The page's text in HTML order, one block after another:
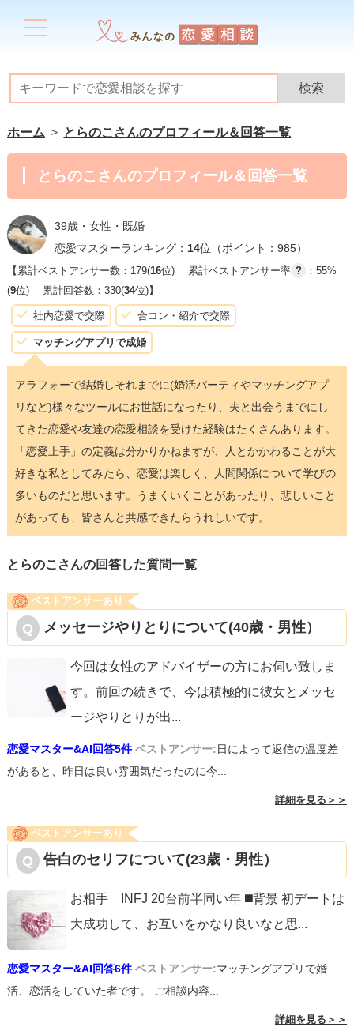
ホーム とらのこさんのプロフィール＆回答一覧
とらのこさんのプロフィール＆回答一覧
39歳・女性・既婚
恋愛マスターランキング： 14位（ポイント：985）
【累計ベストアンサー数：179(16位) 累計ベストアンサー率 ?
：55%
(9位) 累計回答数：330(34位)】
社内恋愛で交際 合コン・紹介で交際
マッチングアプリで成婚
アラフォーで結婚しそれまでに(婚活パーティやマッチングアプ
リなど)様々なツールにお世話になったり、夫と出会うまでにし
てきた恋愛や友達の恋愛相談を受けた経験はたくさんあります。
「恋愛上手」の定義は分かりかねますが、人とかかわることが大
好きな私としてみたら、恋愛は楽しく、人間関係について学びの
多いものだと思います。うまくいくことがあったり、悲しいこと
があっても、皆さんと共感できたらうれしいです。
とらのこさんの回答した質問一覧
ベストアンサーあり
メッセージやりとりについて(40歳・男性）
今回は女性のアドバイザーの方にお伺い致しま
す。前回の続きで、今は積極的に彼女とメッセ
ージやりとりが出...
恋愛マスター&AI回答5件 ベストアンサー:日によって返信の温度差
があると、昨日は良い雰囲気だったのに今...
詳細を見る＞＞
ベストアンサーあり
告白のセリフについて(23歳・男性）
お相手 INFJ 20台前半同い年 ◼️背景 初デートは
大成功して、お互いをかなり良いなと思...
恋愛マスター&AI回答6件 ベストアンサー:マッチングアプリで婚
活、恋活をしていた者です。 ご相談内容...
詳細を見る＞＞